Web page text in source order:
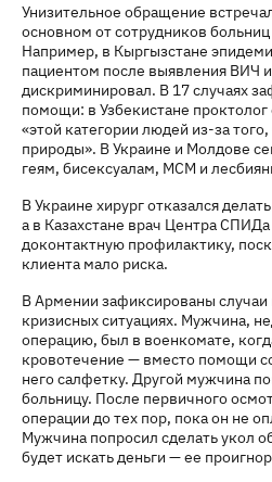
Унизительное обращение
основном от сотрудников
Например, в Кыргызстане
пациентом после выявления ВИЧ
дискриминировал. В 17 случаях
помощи: в Узбекистане
«этой категории людей из-за
природы». В Украине и Молдове
геям, бисексуалам, МСМ и
В Украине хирург отказался
а в Казахстане врач Центра
доконтактную профилактику,
клиента мало риска.
В Армении зафиксированы случаи
кризисных ситуациях. Мужчина,
операцию, был в военкомате,
кровотечение — вместо помощи
него салфетку. Другой мужчина
больницу. После первичного
операции до тех пор, пока он не
Мужчина попросил сделать укол
будет искать деньги — ее